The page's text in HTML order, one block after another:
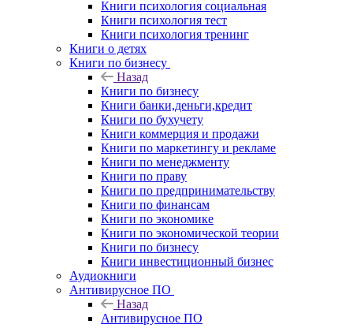
Книги психология социальная
Книги психология тест
Книги психология тренинг
Книги о детях
Книги по бизнесу
Назад
Книги по бизнесу
Книги банки,деньги,кредит
Книги по бухучету
Книги коммерция и продажи
Книги по маркетингу и рекламе
Книги по менеджменту
Книги по праву
Книги по предпринимательству
Книги по финансам
Книги по экономике
Книги по экономической теории
Книги по бизнесу
Книги инвестиционный бизнес
Аудиокниги
Антивирусное ПО
Назад
Антивирусное ПО